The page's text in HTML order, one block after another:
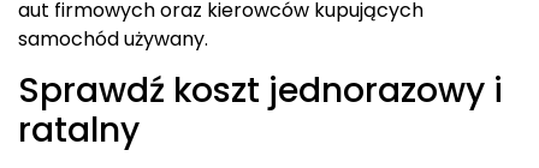
aut firmowych oraz kierowców kupujących
samochód używany.
Sprawdź koszt jednorazowy i
ratalny